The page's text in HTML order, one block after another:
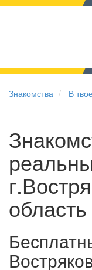
Знакомства В
область